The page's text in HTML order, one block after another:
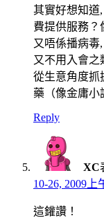
其實好想知道
費提供服務？
又唔係播病毒
又不用入會之
從生意角度抓
藥（像金庸小
Reply
XC
10-26, 2009上
這鑵讚！